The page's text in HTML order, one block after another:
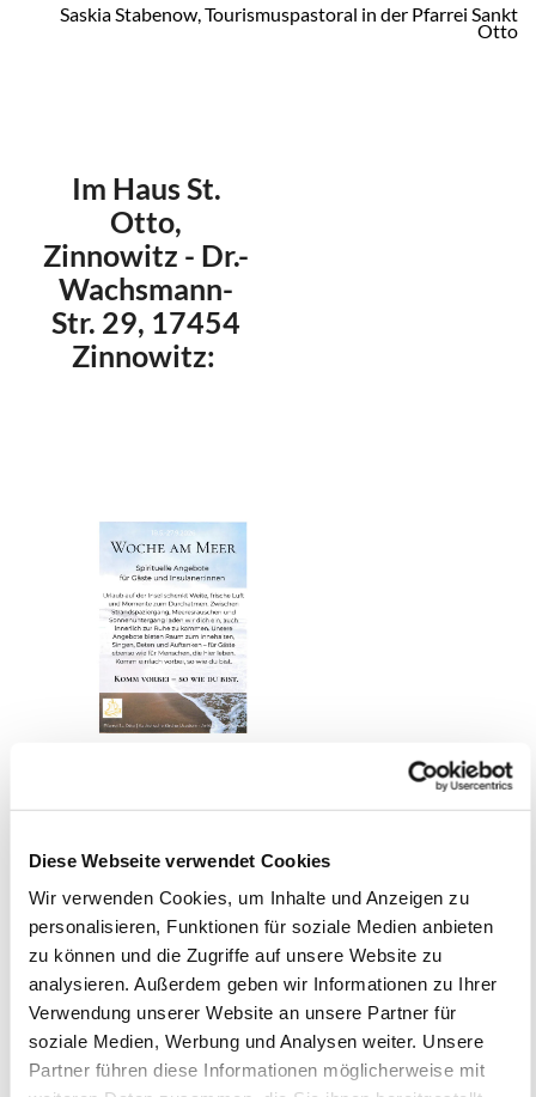
Diese Webseite verwendet Cookies
Wir verwenden Cookies, um Inhalte und Anzeigen zu
personalisieren, Funktionen für soziale Medien anbieten
zu können und die Zugriffe auf unsere Website zu
analysieren. Außerdem geben wir Informationen zu Ihrer
Verwendung unserer Website an unsere Partner für
soziale Medien, Werbung und Analysen weiter. Unsere
Partner führen diese Informationen möglicherweise mit
Saskia Stabenow, Tourismuspastoral in der Pfarrei Sankt
Otto
Im Haus St.
Otto,
Zinnowitz - Dr.-
Wachsmann-
Str. 29, 17454
Zinnowitz: